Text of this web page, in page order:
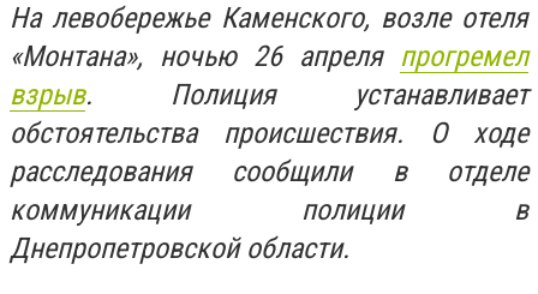
На левобережье Каменского, возле отеля
«Монтана», ночью 26 апреля прогремел
взрыв. Полиция устанавливает
обстоятельства происшествия. О ходе
расследования сообщили в отделе
коммуникации полиции в
Днепропетровской области.